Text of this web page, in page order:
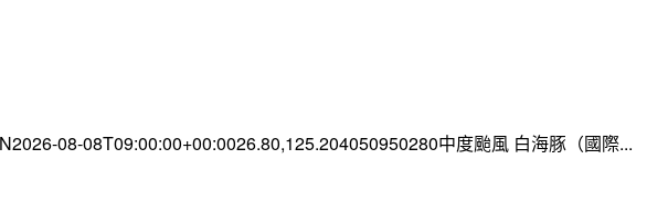
08-08T09:00:00+00:0026.80,125.204050950280中度颱風 白海豚（國際...